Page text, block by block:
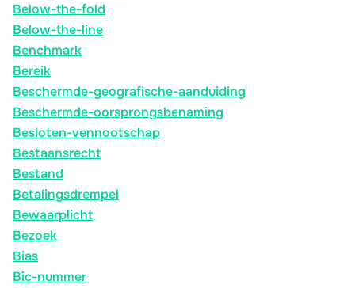
Below-the-fold
Below-the-line
Benchmark
Bereik
Beschermde-geografische-aanduiding
Beschermde-oorsprongsbenaming
Besloten-vennootschap
Bestaansrecht
Bestand
Betalingsdrempel
Bewaarplicht
Bezoek
Bias
Bic-nummer